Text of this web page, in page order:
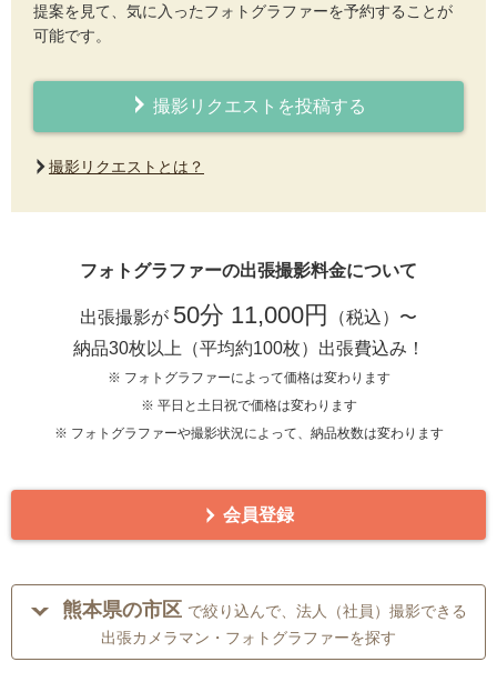
提案を見て、気に入ったフォトグラファーを予約することが
可能です。
撮影リクエストを投稿する
撮影リクエストとは？
フォトグラファーの出張撮影料金について
出張撮影が 50分 11,000円
（税込）〜
納品30枚以上（平均約100枚）出張費込み！
※ フォトグラファーによって価格は変わります
※ 平日と土日祝で価格は変わります
※ フォトグラファーや撮影状況によって、納品枚数は変わります
会員登録
熊本県の市区 で絞り込んで、法人（社員）撮影できる
出張カメラマン・フォトグラファーを探す